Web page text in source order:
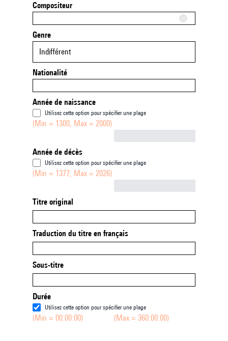
Compositeur
Genre
Indifférent
Nationalité
Année de naissance
Utilisez cette option pour spécifier une plage
(Min = 1300, Max = 2000)
Année de décès
Utilisez cette option pour spécifier une plage
(Min = 1377, Max = 2026)
Titre original
Traduction du titre en français
Sous-titre
Durée
Utilisez cette option pour spécifier une plage
(Min = 00:00:00) (Max = 360:00:00)